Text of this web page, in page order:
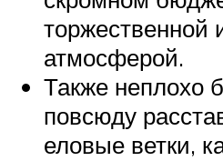
торжественной
атмосферой.
Также неплохо
повсюду
еловые ветки,